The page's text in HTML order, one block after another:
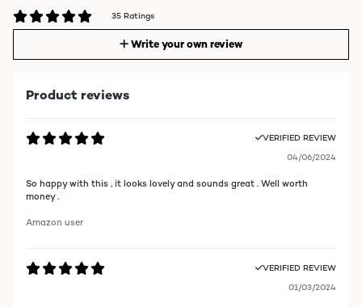
35 Ratings
Write your own review
Product reviews
VERIFIED REVIEW
04/06/2024
So happy with this , it looks lovely and sounds great . Well worth
money .
Amazon user
VERIFIED REVIEW
01/03/2024